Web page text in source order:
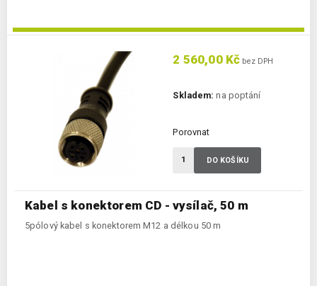
Kabel s konektorem CD - vysílač, 50 m
5pólový kabel s konektorem M12 a délkou 50 m
2 560,00 Kč bez DPH
Skladem: na poptání
Porovnat
DO KOŠÍKU